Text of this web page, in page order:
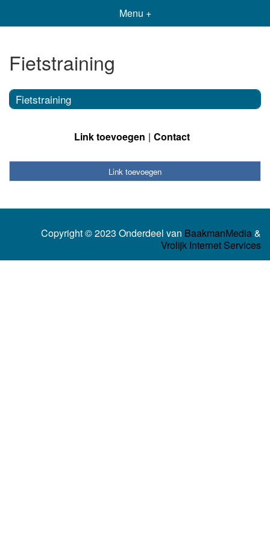
Menu +
Fietstraining
Fietstraining
Link toevoegen Contact
Link toevoegen
Copyright © 2023 Onderdeel van BaakmanMedia&
Vrolijk Internet Services